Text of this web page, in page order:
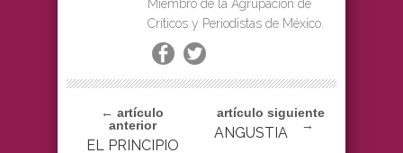
Miembro de la Agrupación de
Críticos y Periodistas de México.
← artículo
anterior
EL PRINCIPIO
artículo siguiente
→
ANGUSTIA